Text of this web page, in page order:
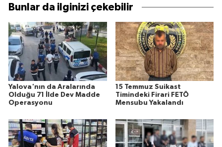
Bunlar da ilginizi çekebilir
Yalova'nın da Aralarında
Olduğu 71 İlde Dev Madde
Operasyonu
15 Temmuz Suikast
Timindeki Firari FETÖ
Mensubu Yakalandı